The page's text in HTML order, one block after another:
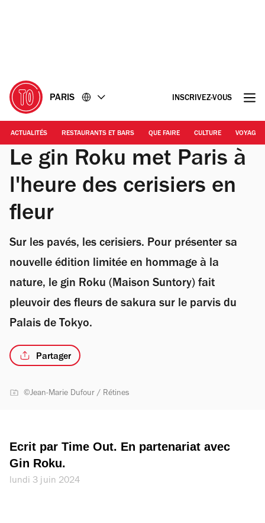
PARIS INSCRIVEZ-VOUS
ACTUALITÉS RESTAURANTS ET BARS QUE FAIRE CULTURE VOYAGE
Le gin Roku met Paris à
l'heure des cerisiers en
fleur
Sur les pavés, les cerisiers. Pour présenter sa
nouvelle édition limitée en hommage à la
nature, le gin Roku (Maison Suntory) fait
pleuvoir des fleurs de sakura sur le parvis du
Palais de Tokyo.
Partager
©Jean-Marie Dufour / Rétines
Ecrit par Time Out. En partenariat avec
Gin Roku.
lundi 3 juin 2024